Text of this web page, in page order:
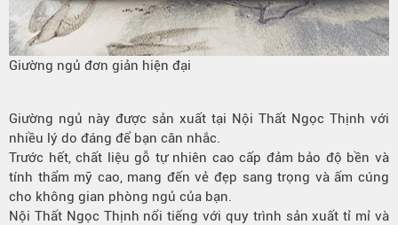
Giường ngủ đơn giản hiện đại
Giường ngủ này được sản xuất tại Nội Thất Ngọc Thịnh với
nhiều lý do đáng để bạn cân nhắc.
Trước hết, chất liệu gỗ tự nhiên cao cấp đảm bảo độ bền và
tính thẩm mỹ cao, mang đến vẻ đẹp sang trọng và ấm cúng
cho không gian phòng ngủ của bạn.
Nội Thất Ngọc Thịnh nổi tiếng với quy trình sản xuất tỉ mỉ và